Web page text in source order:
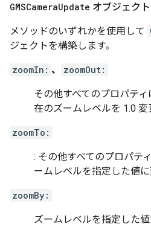
GMSCameraUpdate オブジェク
メソッドのいずれかを使用して
ジェクトを構築します。
zoomIn: 、 zoomOut:
その他すべてのプロパテ
在のズームレベルを 1.0 変
zoomTo:
: その他すべてのプロパテ
ームレベルを指定した値に
zoomBy:
ズームレベルを指定した